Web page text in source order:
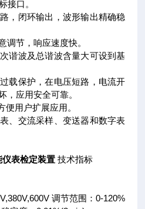
接口。
，闭环输出，波形输出精确稳
节，响应速度快。
谐波及总谐波含量大可设到基
载保护，在电压短路，电流开
，应用安全可靠。
用户扩展应用。
、交流采样、变送器和数字表
表检定装置 技术指标
调节范围：0-120%